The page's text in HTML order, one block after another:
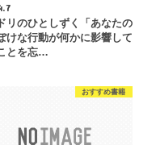
リのひとしずく「あなたの
けな行動が何かに影響して
とを忘…
おすすめ書籍